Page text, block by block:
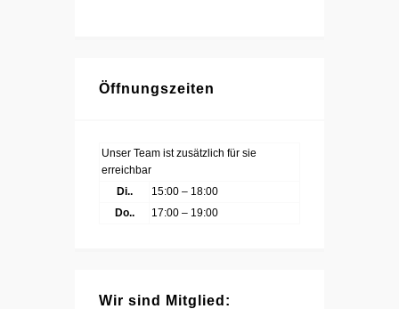
Öffnungszeiten
Unser Team ist zusätzlich für sie
erreichbar
Di..
15:00 – 18:00
Do..
17:00 – 19:00
Wir sind Mitglied: